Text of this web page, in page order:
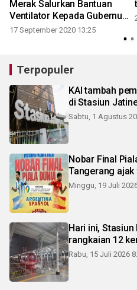
Merak Salurkan Bantuan
Ventilator Kepada Gubernur
Banten
17 September 2020 13:25
Terpopuler
KAI tambah
di Stasiun
Sabtu, 1 Agustus
Nobar Final
Tangerang
Minggu, 19 Juli
Hari ini,
rangkaian 12
Rabu, 15 Juli 2026